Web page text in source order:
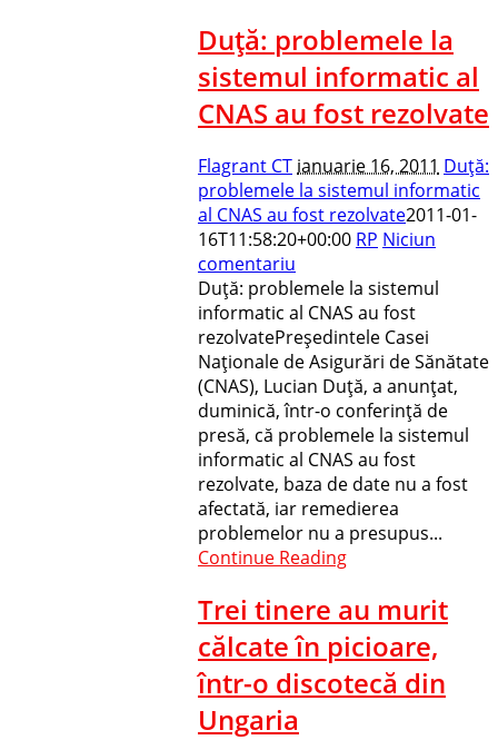
Duţă: problemele la
sistemul informatic al
CNAS au fost rezolvate
Flagrant CT ianuarie 16, 2011 Duţă:
problemele la sistemul informatic
al CNAS au fost rezolvate2011-01-
16T11:58:20+00:00 RP Niciun
comentariu
Duţă: problemele la sistemul
informatic al CNAS au fost
rezolvatePreşedintele Casei
Naţionale de Asigurări de Sănătate
(CNAS), Lucian Duţă, a anunţat,
duminică, într-o conferinţă de
presă, că problemele la sistemul
informatic al CNAS au fost
rezolvate, baza de date nu a fost
afectată, iar remedierea
problemelor nu a presupus...
Continue Reading
Trei tinere au murit
călcate în picioare,
într-o discotecă din
Ungaria